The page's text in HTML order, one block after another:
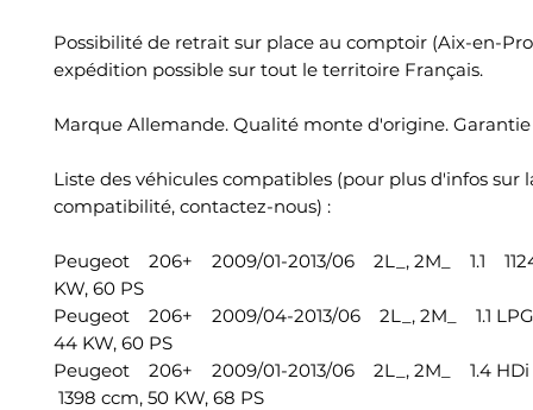
Possibilité de retrait sur place au comptoir (Aix-en-
expédition possible sur tout le territoire Français.
Marque Allemande. Qualité monte d'origine. Garantie
Liste des véhicules compatibles (pour plus d'infos sur
compatibilité, contactez-nous) :
Peugeot 206+ 2009/01-2013/06 2L_, 2M_ 1.1
KW, 60 PS
Peugeot 206+ 2009/04-2013/06 2L_, 2M_ 1.1
44 KW, 60 PS
Peugeot 206+ 2009/01-2013/06 2L_, 2M_ 1.4
1398 ccm, 50 KW, 68 PS